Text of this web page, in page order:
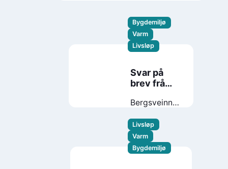
Bygdemiljø
Varm
Livsløp
Svar på
brev frå
Bergsveinn
Livsløp
Varm
Bygdemiljø